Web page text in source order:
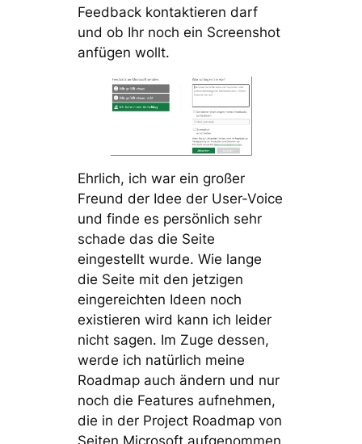
Feedback kontaktieren darf
und ob Ihr noch ein Screenshot
anfügen wollt.
Ehrlich, ich war ein großer
Freund der Idee der User-Voice
und finde es persönlich sehr
schade das die Seite
eingestellt wurde. Wie lange
die Seite mit den jetzigen
eingereichten Ideen noch
existieren wird kann ich leider
nicht sagen. Im Zuge dessen,
werde ich natürlich meine
Roadmap auch ändern und nur
noch die Features aufnehmen,
die in der Project Roadmap von
Seiten Microsoft aufgenommen